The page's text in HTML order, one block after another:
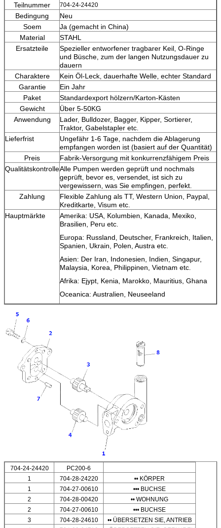
Teilnummer
704-24-24420
Bedingung
Neu
Soem
Ja (gemacht in China)
Material
STAHL
Ersatzteile
Spezieller entworfener tragbarer Keil, O-Ringe
und Büsche, zum der langen Nutzungsdauer zu
dauern
Charaktere
Kein Öl-Leck, dauerhafte Welle, echter Standard
Garantie
Ein Jahr
Paket
Standardexport hölzern/Karton-Kästen
Gewicht
Über 5-50KG
Anwendung
Lader, Bulldozer, Bagger, Kipper, Sortierer,
Traktor, Gabelstapler etc.
Lieferfrist
Ungefähr 1-6 Tage, nachdem die Ablagerung
empfangen worden ist (basiert auf der Quantität)
Preis
Fabrik-Versorgung mit konkurrenzfähigem Preis
QualitätskontrolleAlle Pumpen werden geprüft und nochmals
geprüft, bevor es, versendet, ist sich zu
vergewissern, was Sie empfingen, perfekt.
Zahlung
Flexible Zahlung als TT, Western Union, Paypal,
Kreditkarte, Visum etc.
Hauptmärkte
Amerika: USA, Kolumbien, Kanada, Mexiko,
Brasilien, Peru etc.
Europa: Russland, Deutscher, Frankreich, Italien,
Spanien, Ukrain, Polen, Austra etc.
Asien: Der Iran, Indonesien, Indien, Singapur,
Malaysia, Korea, Philippinen, Vietnam etc.
Afrika: Ejypt, Kenia, Marokko, Mauritius, Ghana
Oceanica: Australien, Neuseeland
704-24-24420
PC200-6
1
704-28-24220
•• KÖRPER
1
704-27-00610
••• BUCHSE
2
704-28-00420
•• WOHNUNG
2
704-27-00610
••• BUCHSE
3
704-28-24610
•• ÜBERSETZEN SIE, ANTRIEB